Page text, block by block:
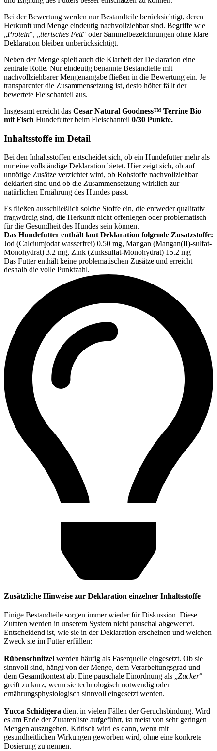
Bei der Bewertung werden nur Bestandteile berücksichtigt, deren
Herkunft und Menge eindeutig nachvollziehbar sind. Begriffe wie
„Protein“, „tierisches Fett“ oder Sammelbezeichnungen ohne klare
Deklaration bleiben unberücksichtigt.
Neben der Menge spielt auch die Klarheit der Deklaration eine
zentrale Rolle. Nur eindeutig benannte Bestandteile mit
nachvollziehbarer Mengenangabe fließen in die Bewertung ein. Je
transparenter die Zusammensetzung ist, desto höher fällt der
bewertete Fleischanteil aus.
Insgesamt erreicht das Cesar Natural Goodness™ Terrine Bio
mit Fisch Hundefutter beim Fleischanteil 0/30 Punkte.
Inhaltsstoffe im Detail
Bei den Inhaltsstoffen entscheidet sich, ob ein Hundefutter mehr als
nur eine vollständige Deklaration bietet. Hier zeigt sich, ob auf
unnötige Zusätze verzichtet wird, ob Rohstoffe nachvollziehbar
deklariert sind und ob die Zusammensetzung wirklich zur
natürlichen Ernährung des Hundes passt.
Es fließen ausschließlich solche Stoffe ein, die entweder qualitativ
fragwürdig sind, die Herkunft nicht offenlegen oder problematisch
für die Gesundheit des Hundes sein können.
Das Hundefutter enthält laut Deklaration folgende Zusatzstoffe:
Jod (Calciumjodat wasserfrei) 0.50 mg, Mangan (Mangan(II)-sulfat-
Monohydrat) 3.2 mg, Zink (Zinksulfat-Monohydrat) 15.2 mg
Das Futter enthält keine problematischen Zusätze und erreicht
deshalb die volle Punktzahl.
Zusätzliche Hinweise zur Deklaration einzelner Inhaltsstoffe
Einige Bestandteile sorgen immer wieder für Diskussion. Diese
Zutaten werden in unserem System nicht pauschal abgewertet.
Entscheidend ist, wie sie in der Deklaration erscheinen und welchen
Zweck sie im Futter erfüllen:
Rübenschnitzel werden häufig als Faserquelle eingesetzt. Ob sie
sinnvoll sind, hängt von der Menge, dem Verarbeitungsgrad und
dem Gesamtkontext ab. Eine pauschale Einordnung als „Zucker“
greift zu kurz, wenn sie technologisch notwendig oder
ernährungsphysiologisch sinnvoll eingesetzt werden.
Yucca Schidigera dient in vielen Fällen der Geruchsbindung. Wird
es am Ende der Zutatenliste aufgeführt, ist meist von sehr geringen
Mengen auszugehen. Kritisch wird es dann, wenn mit
gesundheitlichen Wirkungen geworben wird, ohne eine konkrete
Dosierung zu nennen.